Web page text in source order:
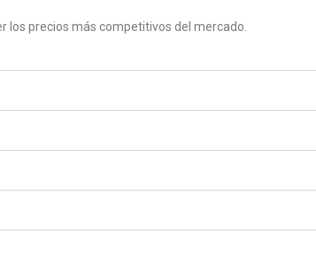
precios más competitivos del mercado.